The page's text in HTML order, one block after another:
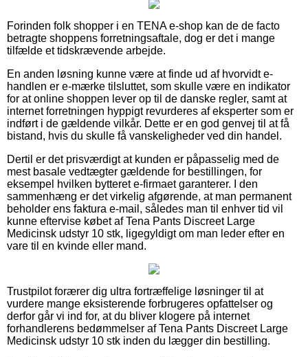
Forinden folk shopper i en TENA e-shop kan de de facto
betragte shoppens forretningsaftale, dog er det i mange
tilfælde et tidskrævende arbejde.
En anden løsning kunne være at finde ud af hvorvidt e-
handlen er e-mærke tilsluttet, som skulle være en indikator
for at online shoppen lever op til de danske regler, samt at
internet forretningen hyppigt revurderes af eksperter som er
indført i de gældende vilkår. Dette er en god genvej til at få
bistand, hvis du skulle få vanskeligheder ved din handel.
Dertil er det prisværdigt at kunden er påpasselig med de
mest basale vedtægter gældende for bestillingen, for
eksempel hvilken bytteret e-firmaet garanterer. I den
sammenhæng er det virkelig afgørende, at man permanent
beholder ens faktura e-mail, således man til enhver tid vil
kunne eftervise købet af Tena Pants Discreet Large
Medicinsk udstyr 10 stk, ligegyldigt om man leder efter en
vare til en kvinde eller mand.
Trustpilot forærer dig ultra fortræffelige løsninger til at
vurdere mange eksisterende forbrugeres opfattelser og
derfor går vi ind for, at du bliver klogere på internet
forhandlerens bedømmelser af Tena Pants Discreet Large
Medicinsk udstyr 10 stk inden du lægger din bestilling.